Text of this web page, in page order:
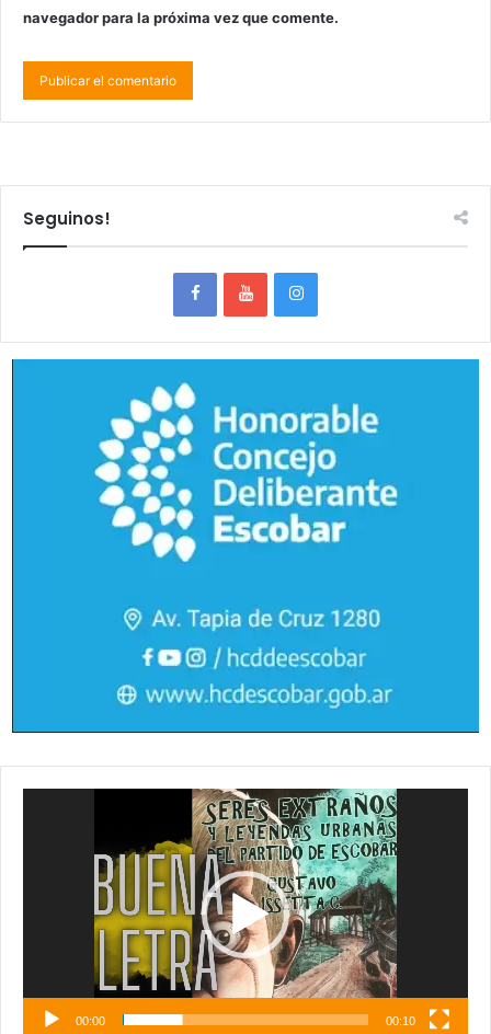
navegador para la próxima vez que comente.
Seguinos!
00:00 00:10